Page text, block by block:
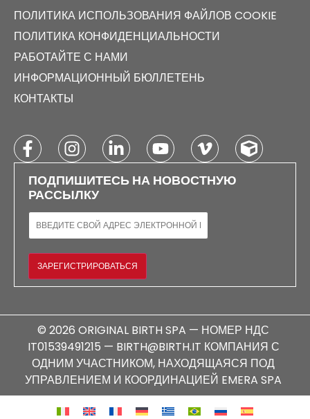
ПОЛИТИКА ИСПОЛЬЗОВАНИЯ ФАЙЛОВ COOKIE
ПОЛИТИКА КОНФИДЕНЦИАЛЬНОСТИ
РАБОТАЙТЕ С НАМИ
ИНФОРМАЦИОННЫЙ БЮЛЛЕТЕНЬ
КОНТАКТЫ
ПОДПИШИТЕСЬ НА НОВОСТНУЮ
РАССЫЛКУ
ЭЛЕКТРОННАЯ ПОЧТА
ЗАРЕГИСТРИРОВАТЬСЯ
© 2026 ORIGINAL BIRTH SPA — НОМЕР НДС
IT01539491215 — BIRTH@BIRTH.IT КОМПАНИЯ С
ОДНИМ УЧАСТНИКОМ, НАХОДЯЩАЯСЯ ПОД
УПРАВЛЕНИЕМ И КООРДИНАЦИЕЙ EMERA SPA